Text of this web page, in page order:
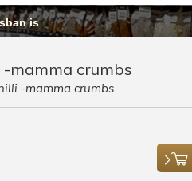
is
mamma crumbs
-mamma crumbs